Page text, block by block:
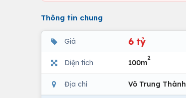
Thông tin chung
Giá 6 tỷ
Diện tích 100m
2
Địa chỉ Võ Trung Thành